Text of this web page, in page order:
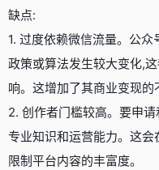
缺点:
1. 过度依赖微信流量。公
政策或算法发生较大变化,
响。这增加了其商业变现的
2. 创作者门槛较高。要申
专业知识和运营能力。这
限制平台内容的丰富度。